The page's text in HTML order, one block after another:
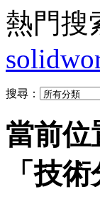
熱門搜
搜尋：
當前位
「技